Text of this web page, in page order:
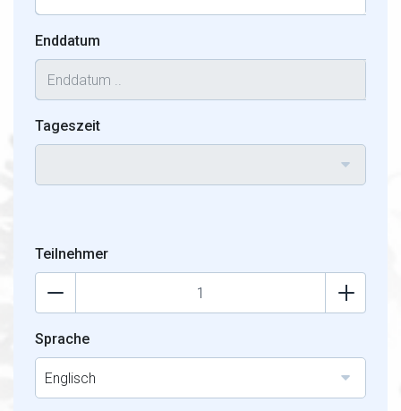
Enddatum
Tageszeit
Teilnehmer
Sprache
Englisch